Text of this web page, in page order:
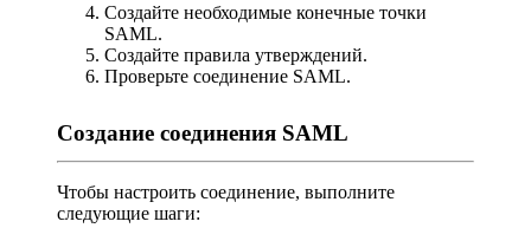
Создайте необходимые конечные точки
SAML.
Создайте правила утверждений.
Проверьте соединение SAML.
Создание соединения SAML
Чтобы настроить соединение, выполните
следующие шаги: